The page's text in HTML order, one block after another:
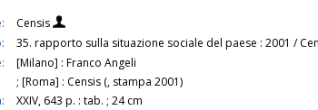
Censis
35. rapporto sulla situazione sociale del paese : 2001 /
[Milano] : Franco Angeli
; [Roma] : Censis (, stampa 2001)
XXIV, 643 p. : tab. ; 24 cm